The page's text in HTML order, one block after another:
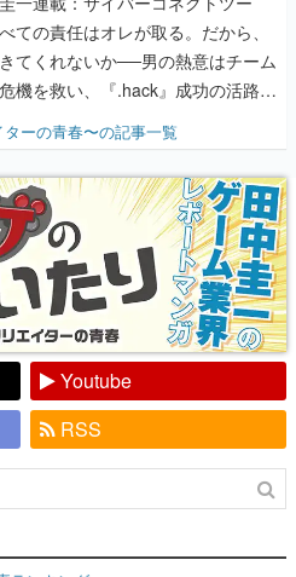
ての責任はオレが取る。だから、
てくれないか──男の熱意はチーム
機を救い、『.hack』成功の活路を
業界の快男児・松山 洋に流れる血は
ャンプ』色だった【若ゲのいた
ーの青春〜の記事一覧
Youtube
RSS